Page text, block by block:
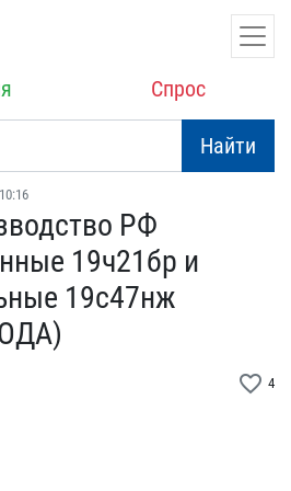
Спрос
Найти
РФ
19ч21б​р и
19​с47нж
favorite_border 4